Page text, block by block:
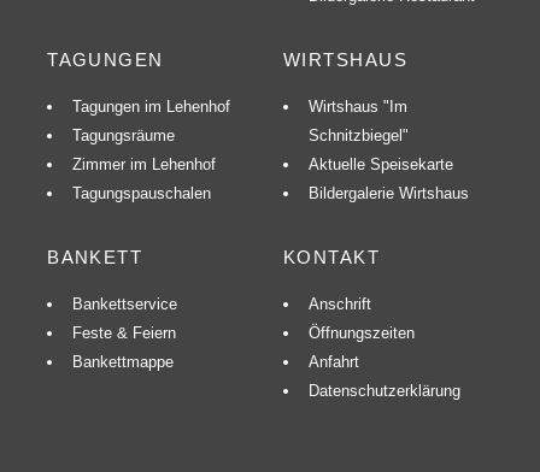
TAGUNGEN
Tagungen im Lehenhof
Tagungsräume
Zimmer im Lehenhof
Tagungspauschalen
WIRTSHAUS
Wirtshaus "Im
Schnitzbiegel"
Aktuelle Speisekarte
Bildergalerie Wirtshaus
BANKETT
Bankettservice
Feste & Feiern
Bankettmappe
KONTAKT
Anschrift
Öffnungszeiten
Anfahrt
Datenschutzerklärung